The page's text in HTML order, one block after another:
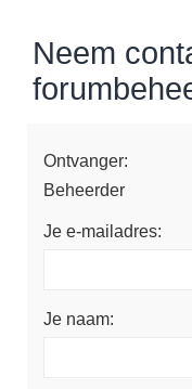
Neem
Ontvanger:
Beheerder
Je e-mailadres:
Je naam: